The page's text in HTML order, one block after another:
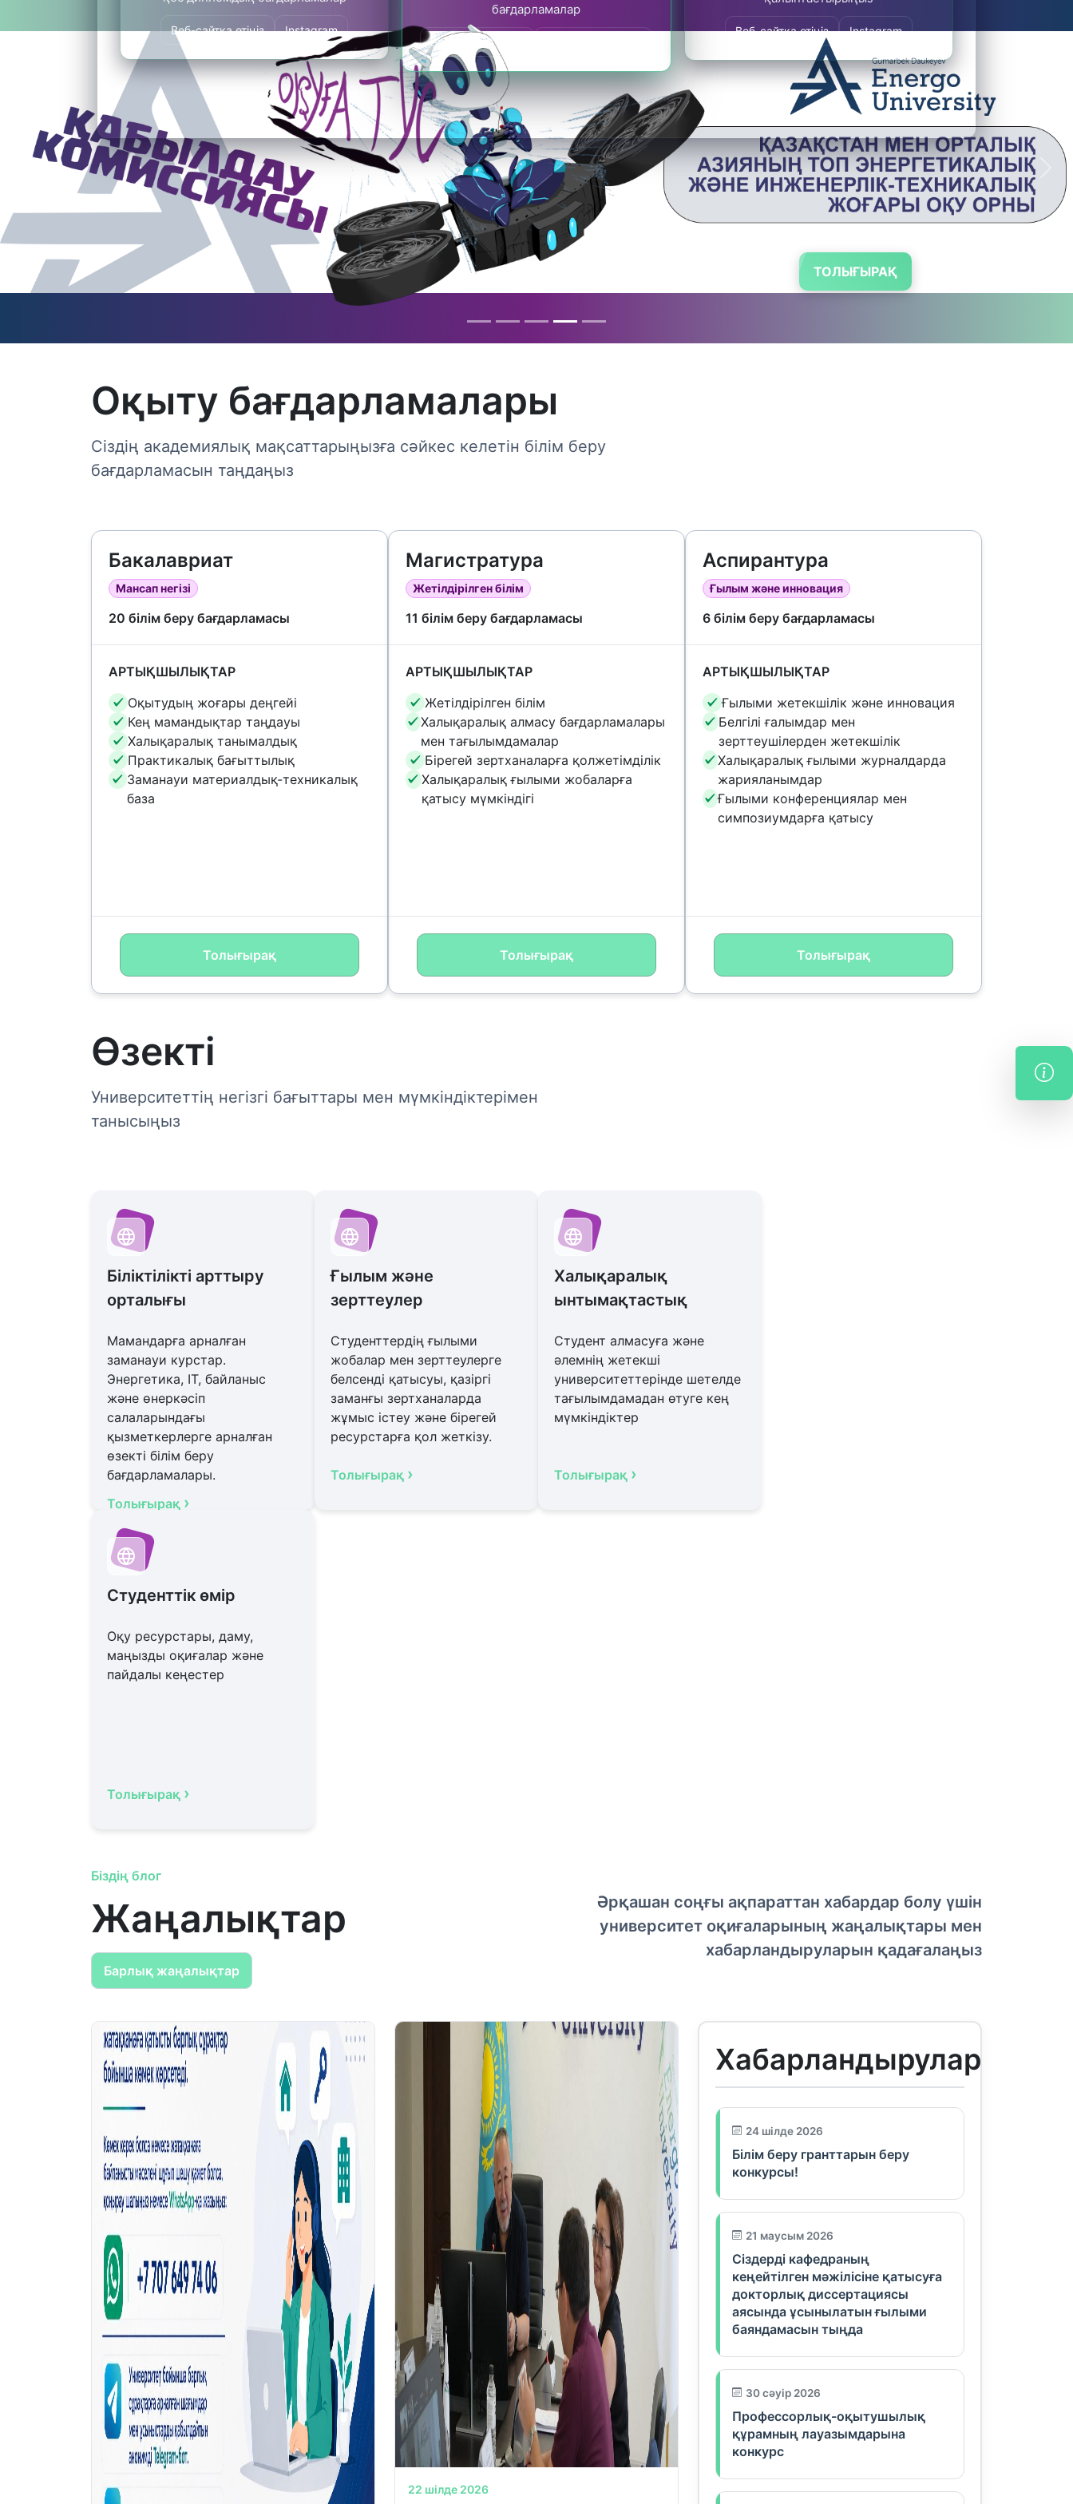
Веб-сайтқа өтіңіз Instagram
бағдарламалар
Веб-сайтқа өтіңіз
Веб-сайтқа өтіңіз Instagram
Оқыту бағдарламалары
Сіздің академиялық мақсаттарыңызға сәйкес келетін білім беру
бағдарламасын таңдаңыз
Бакалавриат
Мансап негізі
20 білім беру бағдарламасы
АРТЫҚШЫЛЫҚТАР
Оқытудың жоғары деңгейі
Кең мамандықтар таңдауы
Халықаралық танымалдық
Практикалық бағыттылық
Заманауи материалдық-техникалық
база
Толығырақ
Магистратура
Жетілдірілген білім
11 білім беру бағдарламасы
АРТЫҚШЫЛЫҚТАР
Жетілдірілген білім
Халықаралық алмасу бағдарламалары
мен тағылымдамалар
Бірегей зертханаларға қолжетімділік
Халықаралық ғылыми жобаларға
қатысу мүмкіндігі
Толығырақ
Аспирантура
Ғылым және инновация
6 білім беру бағдарламасы
АРТЫҚШЫЛЫҚТАР
Ғылыми жетекшілік және инновация
Белгілі ғалымдар мен
зерттеушілерден жетекшілік
Халықаралық ғылыми журналдарда
жарияланымдар
Ғылыми конференциялар мен
симпозиумдарға қатысу
Толығырақ
Өзекті
Университеттің негізгі бағыттары мен мүмкіндіктерімен
танысыңыз
Біліктілікті арттыру
орталығы
Мамандарға арналған
заманауи курстар.
Энергетика, IT, байланыс
және өнеркәсіп
салаларындағы
қызметкерлерге арналған
өзекті білім беру
бағдарламалары.
Толығырақ ›
Ғылым және
зерттеулер
Студенттердің ғылыми
жобалар мен зерттеулерге
белсенді қатысуы, қазіргі
заманғы зертханаларда
жұмыс істеу және бірегей
ресурстарға қол жеткізу.
Толығырақ ›
Халықаралық
ынтымақтастық
Студент алмасуға және
әлемнің жетекші
университеттерінде шетелде
тағылымдамадан өтуге кең
мүмкіндіктер
Толығырақ ›
Студенттік өмір
Оқу ресурстары, даму,
маңызды оқиғалар және
пайдалы кеңестер
Толығырақ ›
Біздің блог
Жаңалықтар
Барлық жаңалықтар
Әрқашан соңғы ақпараттан хабардар болу үшін
университет оқиғаларының жаңалықтары мен
хабарландыруларын қадағалаңыз
22 шілде 2026
Хабарландырулар
24 шілде 2026
Білім беру гранттарын беру
конкурсы!
21 маусым 2026
Сіздерді кафедраның
кеңейтілген мәжілісіне қатысуға
докторлық диссертациясы
аясында ұсынылатын ғылыми
баяндамасын тыңда
30 сәуір 2026
Профессорлық-оқытушылық
құрамның лауазымдарына
конкурс